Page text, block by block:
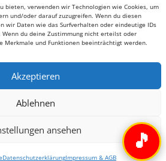
bieten, verwenden wir Technologien wie Cookies, um
und/oder darauf zuzugreifen. Wenn du diesen
wir Daten wie das Surfverhalten oder eindeutige IDs
du deine Zustimmung nicht erteilst oder
Merkmale und Funktionen beeinträchtigt werden.
Akzeptieren
Ablehnen
ansehen
DatenschutzerklärungImpressum & AGB
🎵